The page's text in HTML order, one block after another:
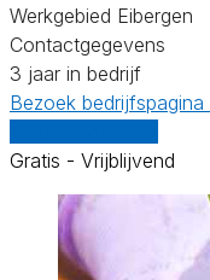
Werkgebied Eibergen
Contactgegevens
3 jaar in bedrijf
Bezoek bedrijfspagina
Gratis - Vrijblijvend